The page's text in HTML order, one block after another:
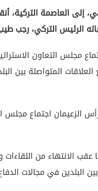
إلى العاصمة التركية،
الرئيس التركي، رجب
مجلس التعاون
المتواصلة بين
الزعيمان اجتماع مجلس
الانتهاء من
على أن يسبق المؤتمر توقيع 20 اتفاقية بين البلدين في